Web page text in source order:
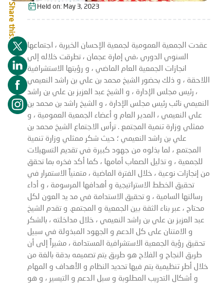
Share this: Held on: May 3, 2023
عقدت الجمعية العمومية لجمعية الإحسان الخيرية ، اجتماعها
السنوي الدوري ،في إمارة عجمان ، تطرقت خلاله إلي
انجازات الجمعية العام الماضي ، و رؤيتها الاستشرافية
اللاحقة ، و ذلك بحضور الشيخ محمد بن علي بن راشد النعيمي
، رئيس مجلس الإدارة ، و الشيخ عبد العزيز بن علي بن راشد
النعيمي نائب رئيس مجلس الإدارة ، و الشيخ راشد بن محمد بن
علي النعيمي ، المدير العام و أعضاء الجمعية العمومية ، و
ممثلي وزارة تنمية المجتمع . ترأس الاجتماع الشيخ محمد بن
علي بن راشد النعيمي ؛ حيث شكر ممثلي وزارة تنمية
المجتمع ، لما بذلوه من جهود كبيرة في تقديم التسهيلات
للجمعية ، و تذليل الصعاب أمامها ، كما أكد فخره بما تحقق
من إنجازات نوعية ، خلال الفترة الماضية ، متمنياً الاستمرار في
تحقيق الخطط الاستراتيجية و أهدافها المرسومة ، و أداء
رسالتها السامية ، و تحقيق الاستدامة في مد يد العون لكل
محتاج ، عبر بناء الثقة بين الجمعية و المجتمع. و تقدم الشيخ
عبد العزيز بن علي بن راشد النعيمي ، خلال مداخلته ، بالشكر
و الامتنان على كل الدعم و الجهود المبذولة في سبيل
تحقيق رؤية الجمعية الاستشرافية المستدامة ، مشيراً إلى أن
طريق النجاح و الفلاح هو طريق يتم تصميمه بدقة بالغة من
خلال أطر تنظيمية يتم فيها تحديد النظام و الأهداف و المهام
و أشكال التدريب المطلوبة و سبل الدعم و التيسير ، و هو